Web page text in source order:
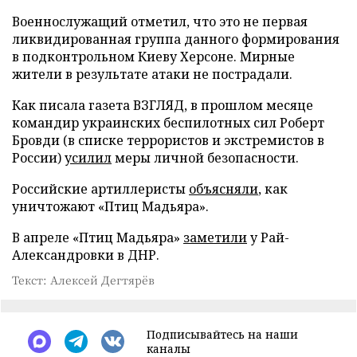
Военнослужащий отметил, что это не первая
ликвидированная группа данного формирования
в подконтрольном Киеву Херсоне. Мирные
жители в результате атаки не пострадали.
Как писала газета ВЗГЛЯД, в прошлом месяце
командир украинских беспилотных сил Роберт
Бровди (в списке террористов и экстремистов в
России)усилилмеры личной безопасности.
Российские артиллеристы объясняли, как
уничтожают «Птиц Мадьяра».
В апреле «Птиц Мадьяра» заметилиу Рай-
Александровки в ДНР.
Текст: Алексей Дегтярёв
Подписывайтесь на наши
каналы